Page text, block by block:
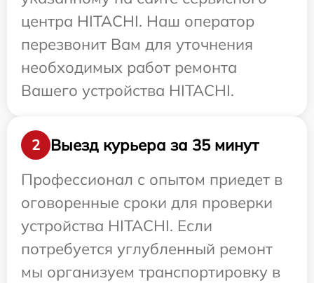
центра HITACHI. Наш оператор
перезвонит Вам для уточнения
необходимых работ ремонта
Вашего устройства HITACHI.
2
Выезд курьера за 35 минут
Профессионал с опытом приедет в
оговоренные сроки для проверки
устройства HITACHI. Если
потребуется углубленный ремонт
мы организуем транспортировку в